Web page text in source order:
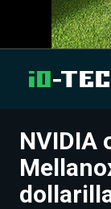
UUTISET
ARTIKKELIT
NVIDIA